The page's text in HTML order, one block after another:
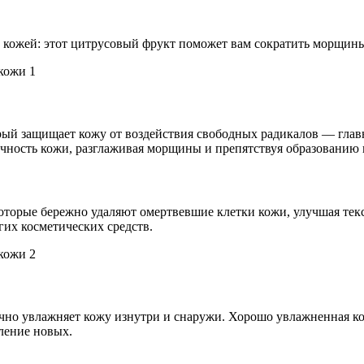
этот цитрусовый фрукт поможет вам сократить
защищает кожу от воздействия свободных радикалов —
кожи, разглаживая морщины и препятствуя
бережно удаляют омертвевшие клетки кожи, улучшая
косметических средств.
увлажняет кожу изнутри и снаружи. Хорошо увлажненная
новых.